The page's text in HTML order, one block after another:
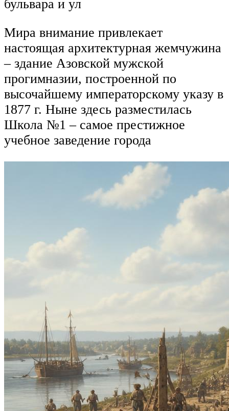
бульвара и ул
Мира внимание привлекает
настоящая архитектурная жемчужина
– здание Азовской мужской
прогимназии, построенной по
высочайшему императорскому указу в
1877 г. Ныне здесь разместилась
Школа №1 – самое престижное
учебное заведение города